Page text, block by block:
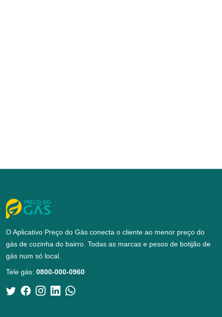
O Aplicativo Preço do Gás conecta o cliente ao menor preço do
gás de cozinha do bairro. Todas as marcas e pesos de botijão de
gás num só local.
Tele gás: 0800-000-0960